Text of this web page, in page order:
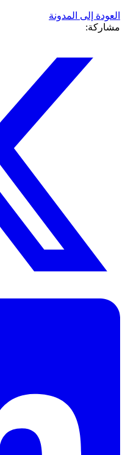
العودة إلى المدونة
مشاركة: